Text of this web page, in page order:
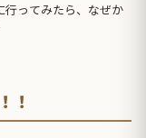
行ってみたら、なぜか
！